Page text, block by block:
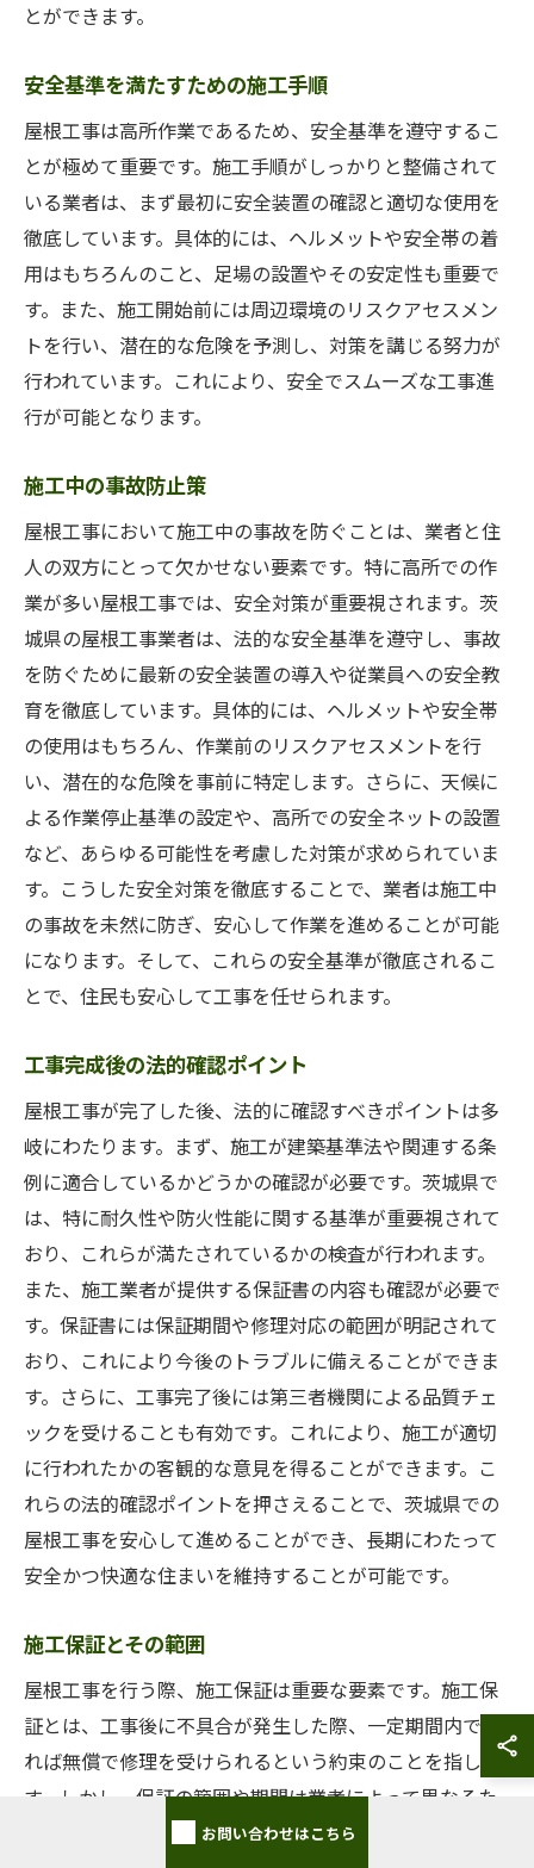
とができます。
安全基準を満たすための施工手順
屋根工事は高所作業であるため、安全基準を遵守するこ
とが極めて重要です。施工手順がしっかりと整備されて
いる業者は、まず最初に安全装置の確認と適切な使用を
徹底しています。具体的には、ヘルメットや安全帯の着
用はもちろんのこと、足場の設置やその安定性も重要で
す。また、施工開始前には周辺環境のリスクアセスメン
トを行い、潜在的な危険を予測し、対策を講じる努力が
行われています。これにより、安全でスムーズな工事進
行が可能となります。
施工中の事故防止策
屋根工事において施工中の事故を防ぐことは、業者と住
人の双方にとって欠かせない要素です。特に高所での作
業が多い屋根工事では、安全対策が重要視されます。茨
城県の屋根工事業者は、法的な安全基準を遵守し、事故
を防ぐために最新の安全装置の導入や従業員への安全教
育を徹底しています。具体的には、ヘルメットや安全帯
の使用はもちろん、作業前のリスクアセスメントを行
い、潜在的な危険を事前に特定します。さらに、天候に
よる作業停止基準の設定や、高所での安全ネットの設置
など、あらゆる可能性を考慮した対策が求められていま
す。こうした安全対策を徹底することで、業者は施工中
の事故を未然に防ぎ、安心して作業を進めることが可能
になります。そして、これらの安全基準が徹底されるこ
とで、住民も安心して工事を任せられます。
工事完成後の法的確認ポイント
屋根工事が完了した後、法的に確認すべきポイントは多
岐にわたります。まず、施工が建築基準法や関連する条
例に適合しているかどうかの確認が必要です。茨城県で
は、特に耐久性や防火性能に関する基準が重要視されて
おり、これらが満たされているかの検査が行われます。
また、施工業者が提供する保証書の内容も確認が必要で
す。保証書には保証期間や修理対応の範囲が明記されて
おり、これにより今後のトラブルに備えることができま
す。さらに、工事完了後には第三者機関による品質チェ
ックを受けることも有効です。これにより、施工が適切
に行われたかの客観的な意見を得ることができます。こ
れらの法的確認ポイントを押さえることで、茨城県での
屋根工事を安心して進めることができ、長期にわたって
安全かつ快適な住まいを維持することが可能です。
施工保証とその範囲
屋根工事を行う際、施工保証は重要な要素です。施工保
証とは、工事後に不具合が発生した際、一定期間内であ
れば無償で修理を受けられるという約束のことを指しま
す。しかし、保証の範囲や期間は業者によって異なるた
め、契約時に詳細をしっかり確認することが大切です。
お問い合わせはこちら